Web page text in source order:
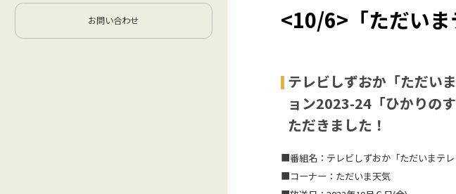
お問い合わせ <10/6>「ただいま
テレビしずおか「ただい
ョン2023-24「ひかりの
ただきました！
■番組名：テレビしずおか「ただいまテレ
■コーナー：ただいま天気